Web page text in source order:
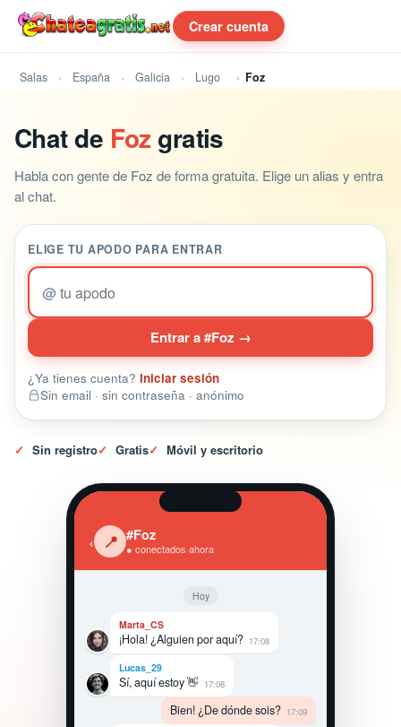
Crear cuenta
Salas España Galicia Lugo Foz
Chat de Foz gratis
Habla con gente de Foz de forma gratuita. Elige un alias y entra
al chat.
ELIGE TU APODO PARA ENTRAR
@
Entrar a #Foz →
¿Ya tienes cuenta? Iniciar sesión
Sin email · sin contraseña · anónimo
✓ Sin registro✓ Gratis✓ Móvil y escritorio
‹ 📍 #Foz
● conectados ahora
Hoy
Marta_CS
¡Hola! ¿Alguien por aquí? 17:08
Lucas_29
Sí, aquí estoy 👋 17:08
Bien! ¿De dónde sois? 17:09